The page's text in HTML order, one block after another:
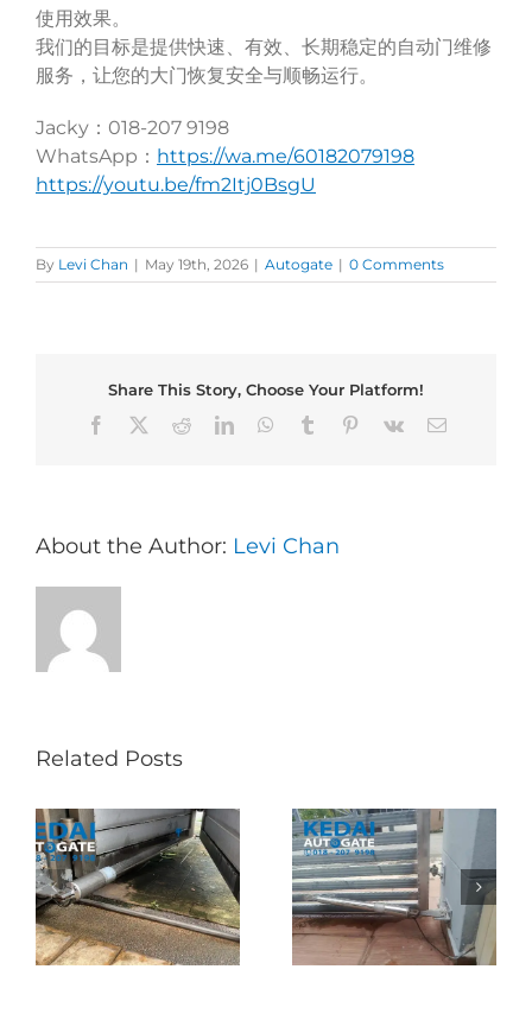
使用效果。
我们的目标是提供快速、有效、长期稳定的自动门维修
服务，让您的大门恢复安全与顺畅运行。
Jacky ： 018-207 9198
WhatsApp ： https://wa.me/60182079198
https://youtu.be/fm2Itj0BsgU
By Levi Chan | May 19th, 2026 | Autogate | 0 Comments
Share This Story, Choose Your Platform!
Facebook
RedditLinkedInWhatsApp
Tumblr Pinterest
Vk Email
About the Author: Levi Chan
Related Posts
Autogate USJ –
Tukar 1 Unit OAE
333A Arm
Autogate
Folding Auto Gate
Repair in Puncak
Jalil – Auto Gate
Roller & Arm
Replacement